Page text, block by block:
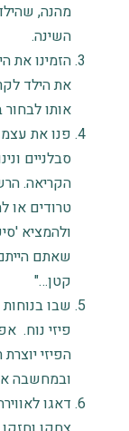
מהנה,
השינה.
הזמינו את
את הילד
אותו
פנו את
סבלניים
הקריאה.
טרודים או
ולהמציא
שאתם
קטן…"
שבו
פיזי נוח.
הפיזי
ובמחשבה
דאגו